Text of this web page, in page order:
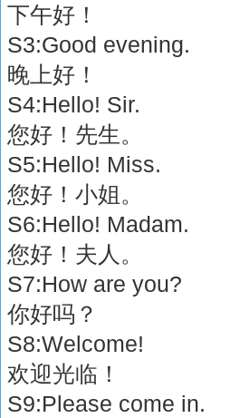
下午好！
S3:Good evening.
晚上好！
S4:Hello! Sir.
您好！先生。
S5:Hello! Miss.
您好！小姐。
S6:Hello! Madam.
您好！夫人。
S7:How are you?
你好吗？
S8:Welcome!
欢迎光临！
S9:Please come in.